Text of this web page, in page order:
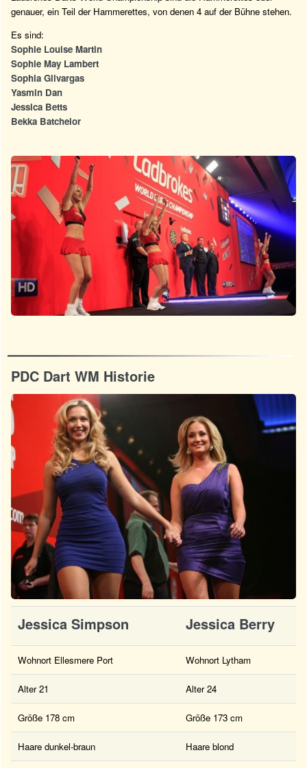
genauer, ein Teil der Hammerettes, von denen 4 auf der Bühne stehen.
Es sind:
Sophie Louise Martin
Sophie May Lambert
Sophia Gilvargas
Yasmin Dan
Jessica Betts
Bekka Batchelor
PDC Dart WM Historie
Jessica Simpson Jessica Berry
Wohnort Ellesmere Port Wohnort Lytham
Alter 21 Alter 24
Größe 178 cm Größe 173 cm
Haare dunkel-braun Haare blond